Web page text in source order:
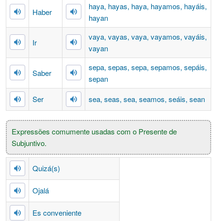
Haber
haya, hayas, haya, hayamos, hayáis,
hayan
Ir
vaya, vayas, vaya, vayamos, vayáis,
vayan
Saber
sepa, sepas, sepa, sepamos, sepáis,
sepan
Ser
sea, seas, sea, seamos, seáis, sean
Expressões comumente usadas com o Presente de
Subjuntivo.
Quizá(s)
Ojalá
Es conveniente